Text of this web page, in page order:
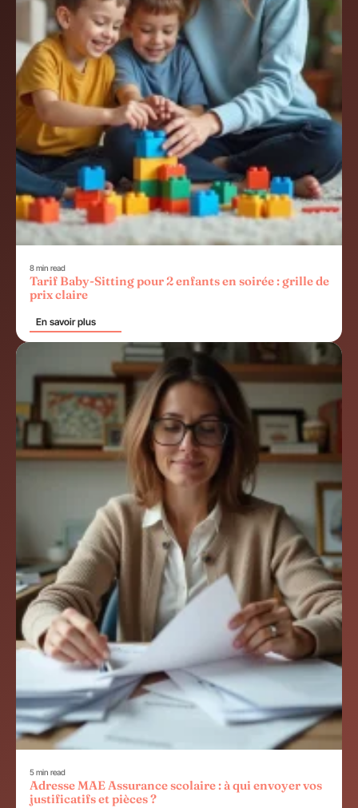
8 min read
Tarif Baby-Sitting pour 2 enfants en soirée : grille de
prix claire
En savoir plus
5 min read
Adresse MAE Assurance scolaire : à qui envoyer vos
justificatifs et pièces ?